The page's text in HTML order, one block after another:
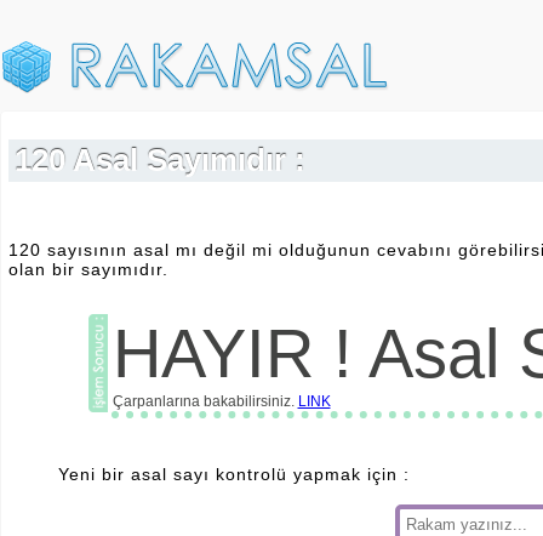
120 Asal Sayımıdır :
120 sayısının asal mı değil mi olduğunun cevabını
olan bir sayımıdır.
HAYIR ! Asal
Çarpanlarına bakabilirsiniz. LINK
Yeni bir asal sayı kontrolü yapmak için :